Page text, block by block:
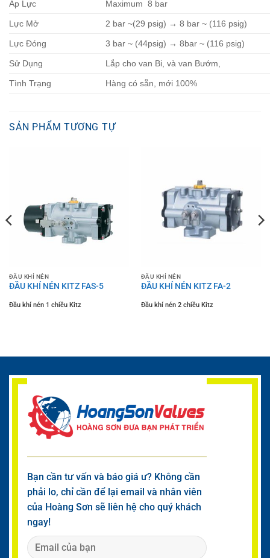
Áp Lực Maximum 8 bar
Lực Mở 2 bar ~(29 psig) → 8 bar ~ (116 psig)
Lực Đóng 3 bar ~ (44psig) → 8bar ~ (116 psig)
Sử Dụng Lắp cho van Bi, và van Bướm,
Tình Trạng Hàng có sẵn, mới 100%
SẢN PHẨM TƯƠNG TỰ
ĐẦU KHÍ NÉN
ĐẦU KHÍ NÉN KITZ FAS-5
Đầu khí nén 1 chiều Kitz
ĐẦU KHÍ NÉN
ĐẦU KHÍ NÉN KITZ FA-2
Đầu khí nén 2 chiều Kitz
Bạn cần tư vấn và báo giá ư? Không cần
phải lo, chỉ cần để lại email và nhân viên
của Hoàng Sơn sẽ liên hệ cho quý khách
ngay!